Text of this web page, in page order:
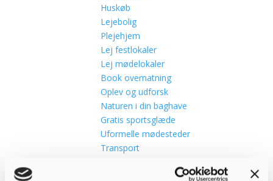
Huskøb
Lejebolig
Plejehjem
Lej festlokaler
Lej mødelokaler
Book overnatning
Oplev og udforsk
Naturen i din baghave
Gratis sportsglæde
Uformelle mødesteder
Transport
Ofte stillede spørgsmål